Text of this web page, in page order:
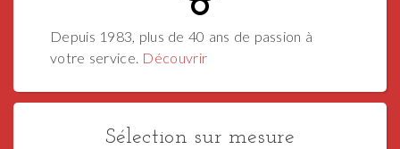
Depuis 1983, plus de 40 ans de passion à
votre service. Découvrir
Sélection sur mesure